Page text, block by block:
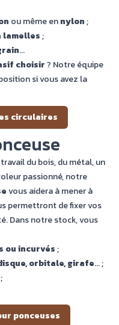
ou même ennylon;
lamelles;
...
choisir? Notre équipe
si vous avez la
circulaires
du bois, du métal, un
passionné, notre
vous aidera à mener à
permettront de fixer vos
Dans notre stock, vous
ou incurvés;
orbitale, girafe... ;
;
ponceuses